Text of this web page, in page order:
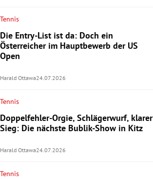
Tennis
Die Entry-List ist da: Doch ein
Österreicher im Hauptbewerb der US
Open
Harald Ottawa24.07.2026
Tennis
Doppelfehler-Orgie, Schlägerwurf, klarer
Sieg: Die nächste Bublik-Show in Kitz
Harald Ottawa24.07.2026
Tennis